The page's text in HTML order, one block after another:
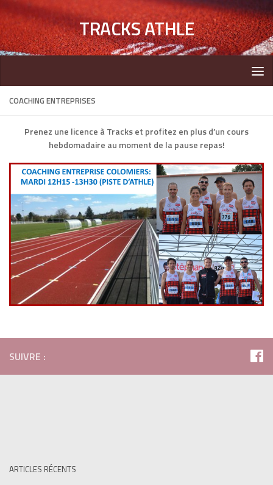
TRACKS ATHLE
COACHING ENTREPRISES
Prenez une licence à Tracks et profitez en plus d’un cours
hebdomadaire au moment de la pause repas!
SUIVRE :
ARTICLES RÉCENTS